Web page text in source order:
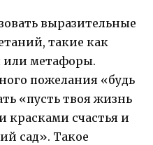
выразительные
такие как
или метафоры.
пожелания «будь
«пусть твоя жизнь
красками счастья и
сад». Такое